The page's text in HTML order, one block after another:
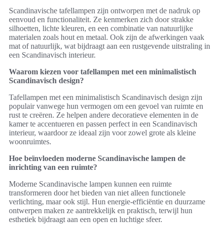
Scandinavische tafellampen zijn ontworpen met de nadruk op
eenvoud en functionaliteit. Ze kenmerken zich door strakke
silhoetten, lichte kleuren, en een combinatie van natuurlijke
materialen zoals hout en metaal. Ook zijn de afwerkingen vaak
mat of natuurlijk, wat bijdraagt aan een rustgevende uitstraling in
een Scandinavisch interieur.
Waarom kiezen voor tafellampen met een minimalistisch
Scandinavisch design?
Tafellampen met een minimalistisch Scandinavisch design zijn
populair vanwege hun vermogen om een gevoel van ruimte en
rust te creëren. Ze helpen andere decoratieve elementen in de
kamer te accentueren en passen perfect in een Scandinavisch
interieur, waardoor ze ideaal zijn voor zowel grote als kleine
woonruimtes.
Hoe beïnvloeden moderne Scandinavische lampen de
inrichting van een ruimte?
Moderne Scandinavische lampen kunnen een ruimte
transformeren door het bieden van niet alleen functionele
verlichting, maar ook stijl. Hun energie-efficiëntie en duurzame
ontwerpen maken ze aantrekkelijk en praktisch, terwijl hun
esthetiek bijdraagt aan een open en luchtige sfeer.